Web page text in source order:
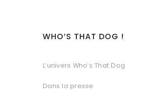
WHO’S THAT DOG !
L’univers Who’s That Dog
Dans la presse